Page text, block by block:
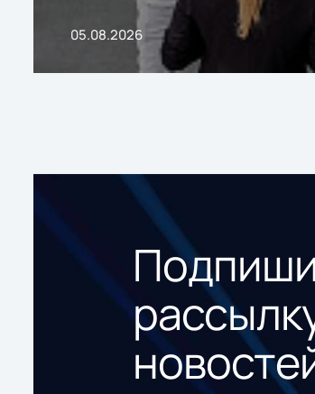
05.08.2026